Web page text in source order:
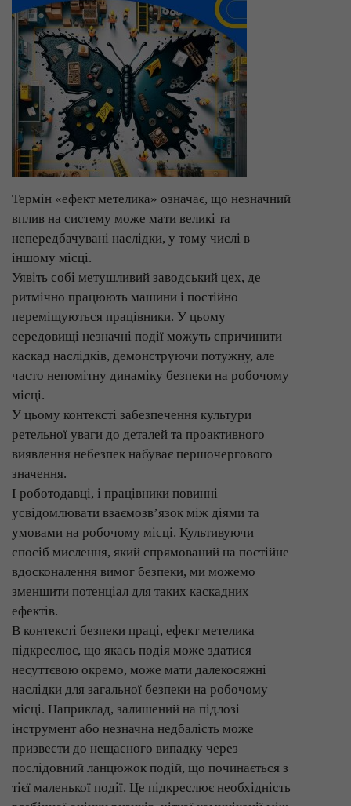
Термін «ефект метелика» означає, що незначний
вплив на систему може мати великі та
непередбачувані наслідки, у тому числі в
іншому місці.
Уявіть собі метушливий заводський цех, де
ритмічно працюють машини і постійно
переміщуються працівники. У цьому
середовищі незначні події можуть спричинити
каскад наслідків, демонструючи потужну, але
часто непомітну динаміку безпеки на робочому
місці.
У цьому контексті забезпечення культури
ретельної уваги до деталей та проактивного
виявлення небезпек набуває першочергового
значення.
І роботодавці, і працівники повинні
усвідомлювати взаємозв’язок між діями та
умовами на робочому місці. Культивуючи
спосіб мислення, який спрямований на постійне
вдосконалення вимог безпеки, ми можемо
зменшити потенціал для таких каскадних
ефектів.
В контексті безпеки праці, ефект метелика
підкреслює, що якась подія може здатися
несуттєвою окремо, може мати далекосяжні
наслідки для загальної безпеки на робочому
місці. Наприклад, залишений на підлозі
інструмент або незначна недбалість може
призвести до нещасного випадку через
послідовний ланцюжок подій, що починається з
тієї маленької події. Це підкреслює необхідність